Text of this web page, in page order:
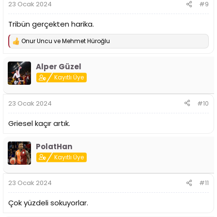
23 Ocak 2024 #9
Tribün gerçekten harika.
T
p
k
i
l
:
Onur Uncu veMehmet Hüroğlu
Alper Güzel
Kayıtlı Üye
23 Ocak 2024 #10
Griesel kaçır artık.
PolatHan
Kayıtlı Üye
23 Ocak 2024 #11
Çok yüzdeli sokuyorlar.